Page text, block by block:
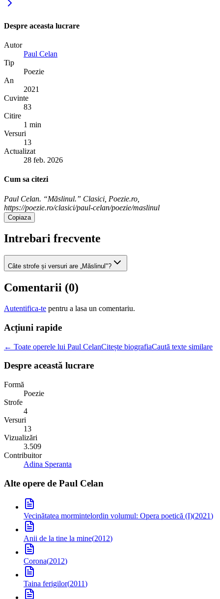
Despre aceasta lucrare
Autor
Paul Celan
Tip
Poezie
An
2021
Cuvinte
83
Citire
1 min
Versuri
13
Actualizat
28 feb. 2026
Cum sa citezi
Paul Celan. “Măslinul.” Clasici, Poezie.ro,
https://poezie.ro/clasici/paul-celan/poezie/maslinul
Copiaza
Intrebari frecvente
Câte strofe și versuri are „Măslinul"?
Comentarii (0)
Autentifica-te pentru a lasa un comentariu.
Acțiuni rapide
← Toate operele lui Paul CelanCitește biografiaCaută texte similare
Despre această lucrare
Formă
Poezie
Strofe
4
Versuri
13
Vizualizări
3.509
Contribuitor
Adina Speranta
Alte opere de Paul Celan
Vecinătatea mormintelordin volumul: Opera poetică (I)(2021)
Anii de la tine la mine(2012)
Corona(2012)
Taina ferigilor(2011)